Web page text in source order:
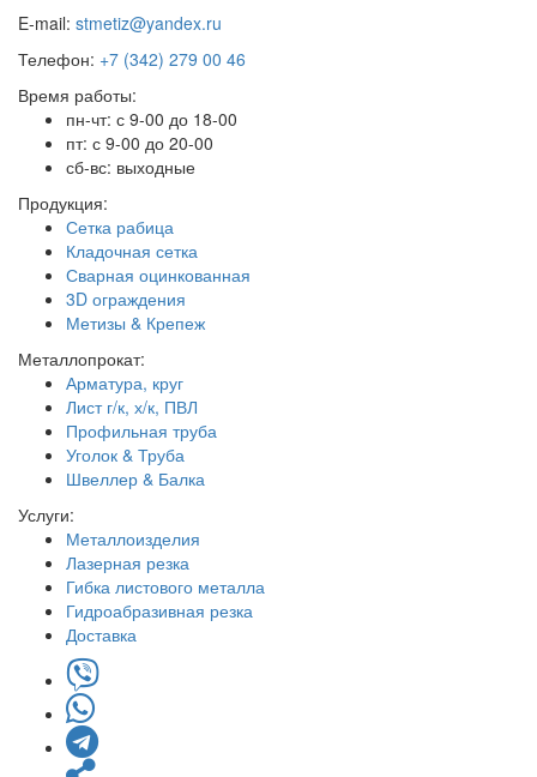
E-mail: stmetiz@yandex.ru
Телефон: +7 (342) 279 00 46
Время работы:
пн-чт: с 9-00 до 18-00
пт: с 9-00 до 20-00
сб-вс: выходные
Продукция:
Сетка рабица
Кладочная сетка
Сварная оцинкованная
3D ограждения
Метизы & Крепеж
Металлопрокат:
Арматура, круг
Лист г/к, х/к, ПВЛ
Профильная труба
Уголок & Труба
Швеллер & Балка
Услуги:
Металлоизделия
Лазерная резка
Гибка листового металла
Гидроабразивная резка
Доставка